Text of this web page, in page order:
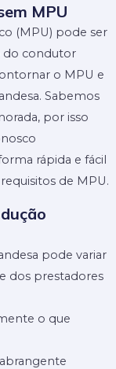
MPU
(MPU) pode ser
do condutor
o MPU e
Sabemos
por isso
rápida e fácil
de MPU.
pode variar
dos prestadores
o que